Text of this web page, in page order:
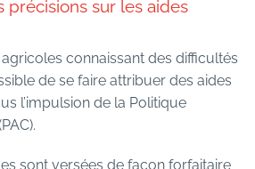
précisions sur les aides
connaissant des difficultés
de se faire attribuer des aides
l’impulsion de la Politique
sont versées de façon forfaitaire